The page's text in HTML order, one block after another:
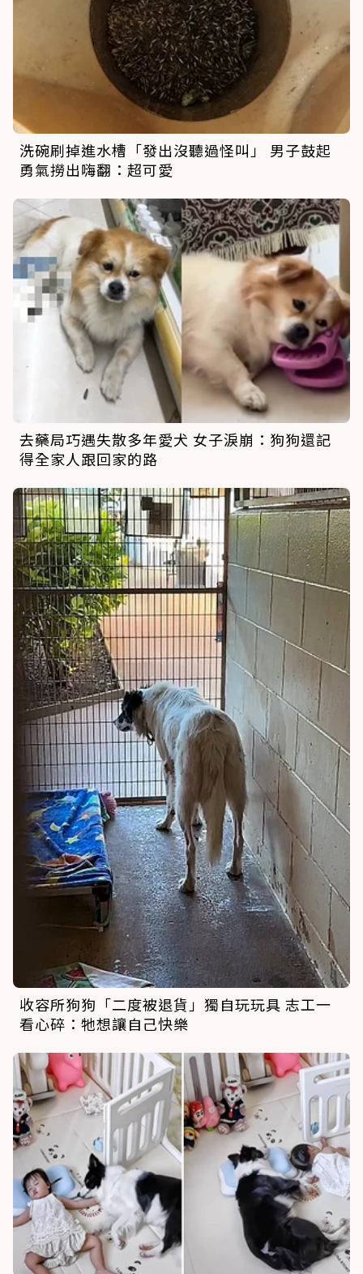
洗碗刷掉進水槽「發出沒聽過怪叫」 男子鼓起
勇氣撈出嗨翻：超可愛
去藥局巧遇失散多年愛犬 女子淚崩：狗狗還記
得全家人跟回家的路
收容所狗狗「二度被退貨」獨自玩玩具 志工一
看心碎：牠想讓自己快樂